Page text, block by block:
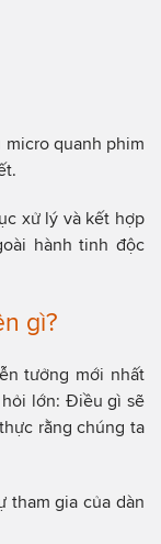
micro quanh phim
xử lý và kết hợp
hành tinh độc
gì?
tưởng mới nhất
hỏi lớn: Điều gì sẽ
rằng chúng ta
tham gia của dàn